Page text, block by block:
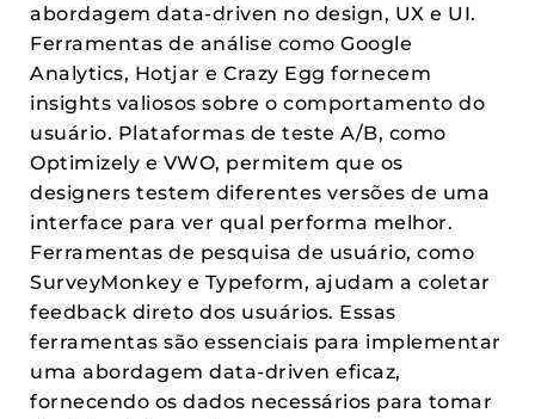
abordagem data-driven no design, UX e UI.
Ferramentas de análise como Google
Analytics, Hotjar e Crazy Egg fornecem
insights valiosos sobre o comportamento do
usuário. Plataformas de teste A/B, como
Optimizely e VWO, permitem que os
designers testem diferentes versões de uma
interface para ver qual performa melhor.
Ferramentas de pesquisa de usuário, como
SurveyMonkey e Typeform, ajudam a coletar
feedback direto dos usuários. Essas
ferramentas são essenciais para implementar
uma abordagem data-driven eficaz,
fornecendo os dados necessários para tomar